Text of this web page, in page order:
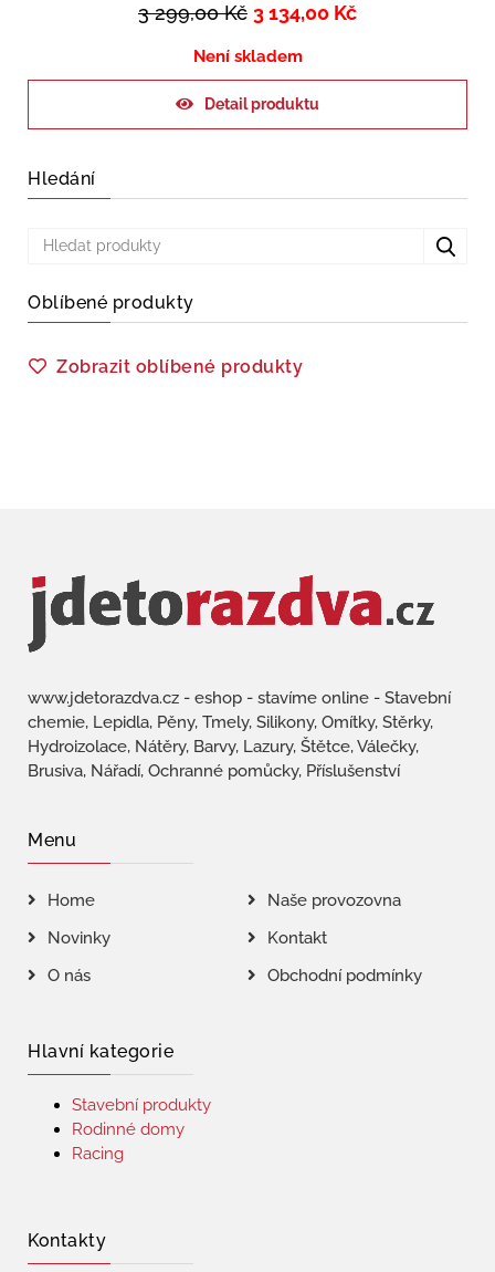
3 299,00Kč 3 134,00 Kč
Není skladem
Detail produktu
Hledání
Oblíbené produkty
Zobrazit oblíbené produkty
www.jdetorazdva.cz - eshop - stavíme online - Stavební
chemie, Lepidla, Pěny, Tmely, Silikony, Omítky, Stěrky,
Hydroizolace, Nátěry, Barvy, Lazury, Štětce, Válečky,
Brusiva, Nářadí, Ochranné pomůcky, Příslušenství
Menu
Home
Naše provozovna
Novinky
Kontakt
O nás
Obchodní podmínky
Hlavní kategorie
Stavební produkty
Rodinné domy
Racing
Kontakty